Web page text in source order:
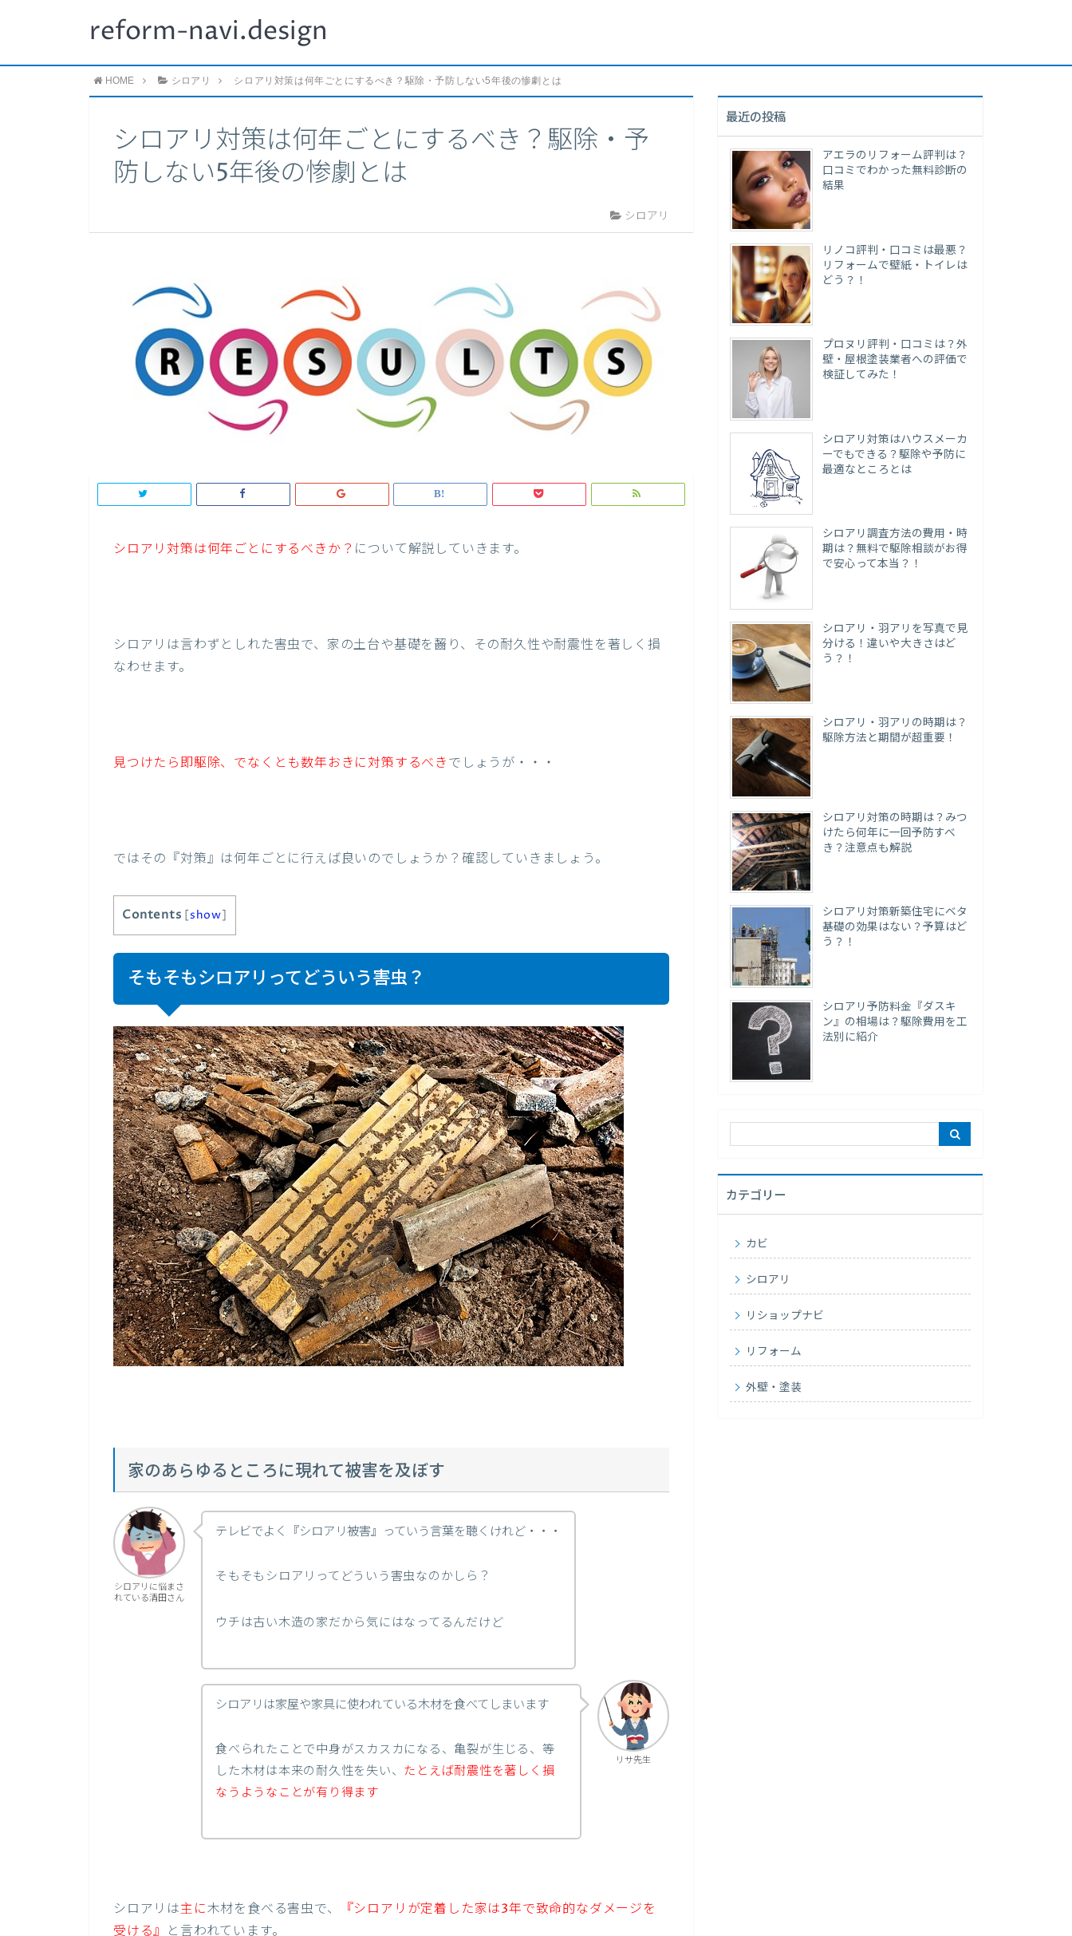
reform-navi.design
HOME シロアリ シロアリ対策は何年ごとにするべき？駆除・予防しない5年後の惨劇とは
シロアリ対策は何年ごとにするべき？駆除・予
防しない5年後の惨劇とは
シロアリ
シロアリ対策は何年ごとにするべきか？ について解説していきます。
シロアリは言わずとしれた害虫で、家の土台や基礎を齧り、その耐久性や耐震性を著しく損
なわせます。
見つけたら即駆除、でなくとも数年おきに対策するべきでしょうが・・・
ではその『対策』は何年ごとに行えば良いのでしょうか？確認していきましょう。
Contents [show]
そもそもシロアリってどういう害虫？
家のあらゆるところに現れて被害を及ぼす
シロアリに悩まさ
れている清田さん
テレビでよく『シロアリ被害』っていう言葉を聴くけれど・・・
そもそもシロアリってどういう害虫なのかしら？
ウチは古い木造の家だから気にはなってるんだけど
リサ先生
シロアリは家屋や家具に使われている木材を食べてしまいます
食べられたことで中身がスカスカになる、亀裂が生じる、等
した木材は本来の耐久性を失い、 たとえば耐震性を著しく損
なうようなことが有り得ます
シロアリは主に木材を食べる害虫で、
『シロアリが定着した家は3年で致命的なダメージを
受ける』 と言われています。
最近の投稿
アエラのリフォーム評判は？
口コミでわかった無料診断の
結果
リノコ評判・口コミは最悪？
リフォームで壁紙・トイレは
どう？！
プロヌリ評判・口コミは？外
壁・屋根塗装業者への評価で
検証してみた！
シロアリ対策はハウスメーカ
ーでもできる？駆除や予防に
最適なところとは
シロアリ調査方法の費用・時
期は？無料で駆除相談がお得
で安心って本当？！
シロアリ・羽アリを写真で見
分ける！違いや大きさはど
う？！
シロアリ・羽アリの時期は？
駆除方法と期間が超重要！
シロアリ対策の時期は？みつ
けたら何年に一回予防すべ
き？注意点も解説
シロアリ対策新築住宅にベタ
基礎の効果はない？予算はど
う？！
シロアリ予防料金『ダスキ
ン』の相場は？駆除費用を工
法別に紹介
カテゴリー
カビ
シロアリ
リショップナビ
リフォーム
外壁・塗装